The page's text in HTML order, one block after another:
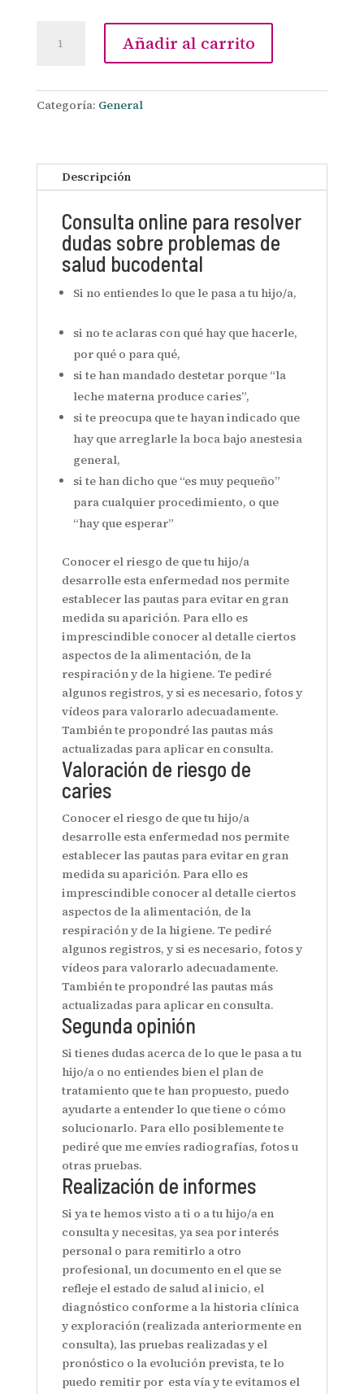
Online
Añadir al carrito
Categoría: General
Descripción
Consulta online para resolver
dudas sobre problemas de
salud bucodental
Si no entiendes lo que le pasa a tu hijo/a,
si no te aclaras con qué hay que hacerle,
por qué o para qué,
si te han mandado destetar porque “la
leche materna produce caries”,
si te preocupa que te hayan indicado que
hay que arreglarle la boca bajo anestesia
general,
si te han dicho que “es muy pequeño”
para cualquier procedimiento, o que
“hay que esperar”
Conocer el riesgo de que tu hijo/a
desarrolle esta enfermedad nos permite
establecer las pautas para evitar en gran
medida su aparición. Para ello es
imprescindible conocer al detalle ciertos
aspectos de la alimentación, de la
respiración y de la higiene. Te pediré
algunos registros, y si es necesario, fotos y
vídeos para valorarlo adecuadamente.
También te propondré las pautas más
actualizadas para aplicar en consulta.
Valoración de riesgo de
caries
Conocer el riesgo de que tu hijo/a
desarrolle esta enfermedad nos permite
establecer las pautas para evitar en gran
medida su aparición. Para ello es
imprescindible conocer al detalle ciertos
aspectos de la alimentación, de la
respiración y de la higiene. Te pediré
algunos registros, y si es necesario, fotos y
vídeos para valorarlo adecuadamente.
También te propondré las pautas más
actualizadas para aplicar en consulta.
Segunda opinión
Si tienes dudas acerca de lo que le pasa a tu
hijo/a o no entiendes bien el plan de
tratamiento que te han propuesto, puedo
ayudarte a entender lo que tiene o cómo
solucionarlo. Para ello posiblemente te
pediré que me envíes radiografías, fotos u
otras pruebas.
Realización de informes
Si ya te hemos visto a ti o a tu hijo/a en
consulta y necesitas, ya sea por interés
personal o para remitirlo a otro
profesional, un documento en el que se
refleje el estado de salud al inicio, el
diagnóstico conforme a la historia clínica
y exploración (realizada anteriormente en
consulta), las pruebas realizadas y el
pronóstico o la evolución prevista, te lo
puedo remitir por esta vía y te evitamos el